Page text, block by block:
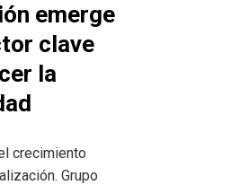
emerge
clave
la
crecimiento
Grupo